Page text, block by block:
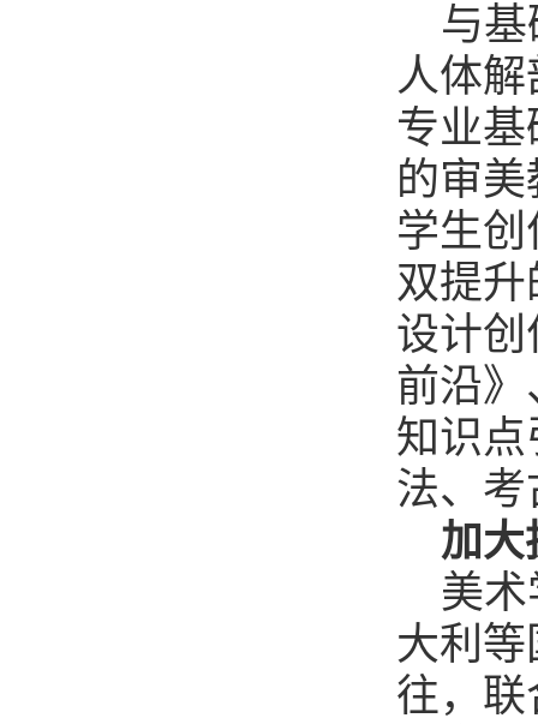
与
人体
专业
的审
学生
双提
设计
前沿
知识
法、
加大
美
大利
往，